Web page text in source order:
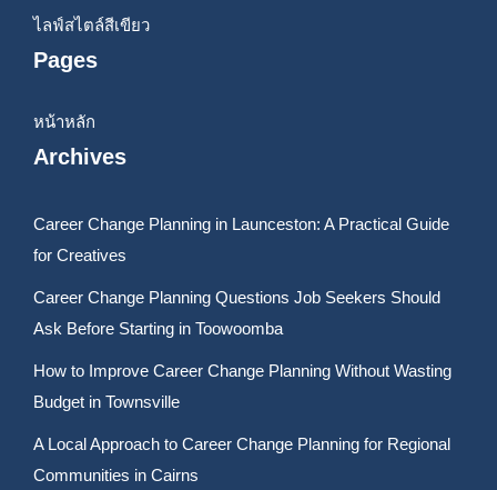
ไลฟ์สไตล์สีเขียว
Pages
หน้าหลัก
Archives
Career Change Planning in Launceston: A Practical Guide
for Creatives
Career Change Planning Questions Job Seekers Should
Ask Before Starting in Toowoomba
How to Improve Career Change Planning Without Wasting
Budget in Townsville
A Local Approach to Career Change Planning for Regional
Communities in Cairns